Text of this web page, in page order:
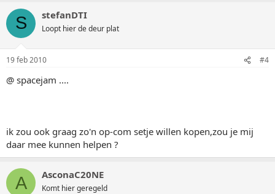
S stefanDTI
Loopt hier de deur plat
19 feb 2010 #4
@ spacejam ....
ik zou ook graag zo'n op-com setje willen kopen,zou je mij
daar mee kunnen helpen ?
A AsconaC20NE
Komt hier geregeld